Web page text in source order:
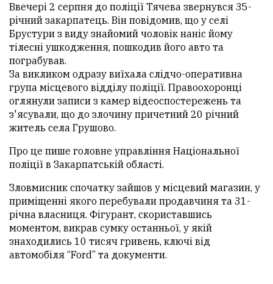
Ввечері 2 серпня до поліції Тячева звернувся 35-
річний закарпатець. Він повідомив, що у селі
Брустури з виду знайомий чоловік наніс йому
тілесні ушкодження, пошкодив його авто та
пограбував.
За викликом одразу виїхала слідчо-оперативна
група місцевого відділу поліції. Правоохоронці
оглянули записи з камер відеоспостережень та
з'ясували, що до злочину причетний 20 річний
житель села Грушово.
Про це пише головне управління Національної
поліції в Закарпатській області.
Зловмисник спочатку зайшов у місцевий магазин, у
приміщенні якого перебували продавчиня та 31-
річна власниця. Фігурант, скориставшись
моментом, викрав сумку останньої, у якій
знаходились 10 тисяч гривень, ключі від
автомобіля “Ford” та документи.